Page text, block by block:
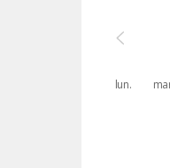
lun.